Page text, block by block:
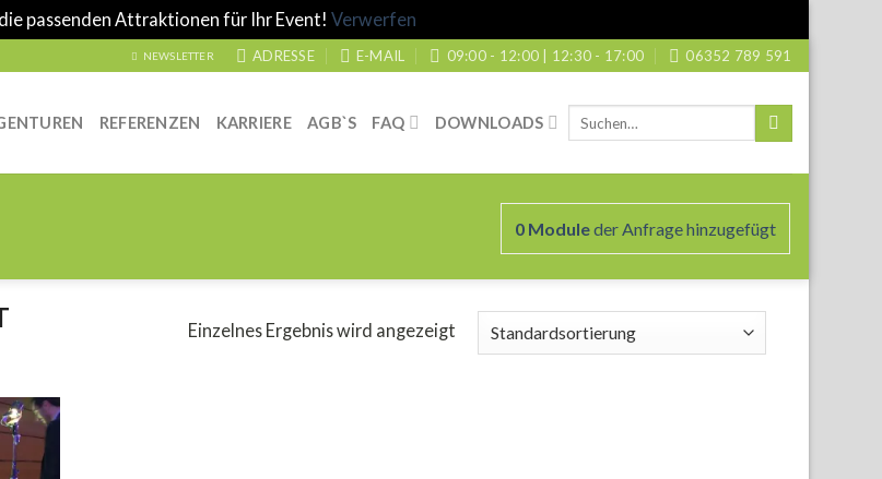
passenden Attraktionen für Ihr Event! Verwerfen
NEWSLETTER ADRESSE E-MAIL 09:00 - 12:00 | 12:30 - 17:00 06352 789 591
REFERENZEN KARRIERE AGB`S FAQ DOWNLOADS
nach:
0Moduleder Anfrage hinzugefügt
Einzelnes Ergebnis wird angezeigt